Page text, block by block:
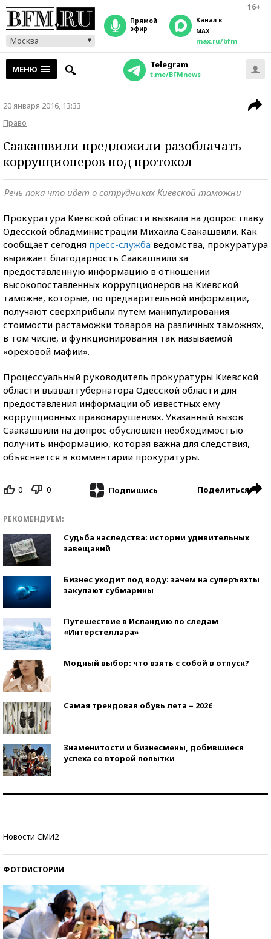
16+
Москва
прямой
эфир
Канал в
MAX
max.ru/bfm
МЕНЮ Telegram
t.me/BFMnews
20 января 2016, 13:33
Право
Саакашвили предложили разоблачать
коррупционеров под протокол
Речь пока что идет о сотрудниках Киевской таможни
Прокуратура Киевской области вызвала на допрос главу
Одесской обладминистрации Михаила Саакашвили. Как
сообщает сегодня пресс-служба ведомства, прокуратура
выражает благодарность Саакашвили за
предоставленную информацию в отношении
высокопоставленных коррупционеров на Киевской
таможне, которые, по предварительной информации,
получают сверхприбыли путем манипулирования
стоимости растаможки товаров на различных таможнях,
в том числе, и функционирования так называемой
«ореховой мафии».
Процессуальный руководитель прокуратуры Киевской
области вызвал губернатора Одесской области для
предоставления информации об известных ему
коррупционных правонарушениях. Указанный вызов
Саакашвили на допрос обусловлен необходимостью
получить информацию, которая важна для следствия,
объясняется в комментарии прокуратуры.
0 0 Подпишись Поделиться
РЕКОМЕНДУЕМ:
Судьба наследства: истории удивительных
завещаний
Бизнес уходит под воду: зачем на суперъяхты
закупают субмарины
Путешествие в Исландию по следам
«Интерстеллара»
Модный выбор: что взять с собой в отпуск?
Самая трендовая обувь лета – 2026
Знаменитости и бизнесмены, добившиеся
успеха со второй попытки
Новости СМИ2
ФОТОИСТОРИИ